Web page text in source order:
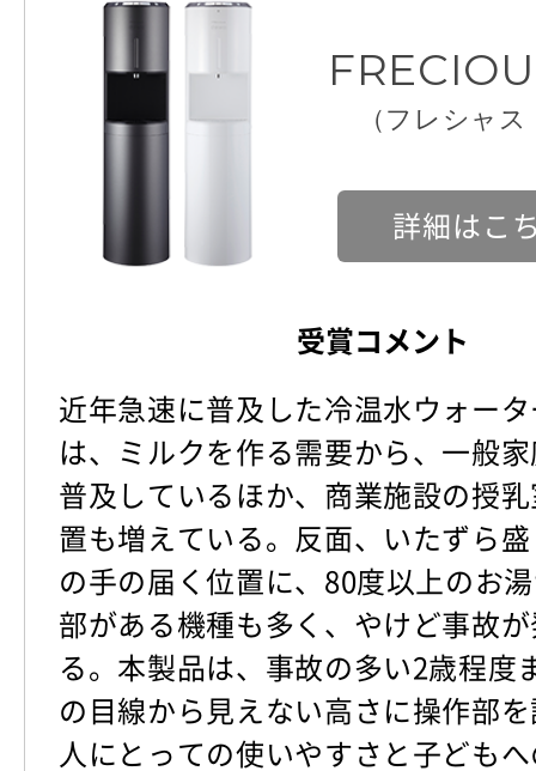
（フレシャ
詳細はこ
受賞コメント
近年急速に普及した冷温水ウォー
は、ミルクを作る需要から、一般
普及しているほか、商業施設の授
置も増えている。反面、いたずら
の手の届く位置に、80度以上のお
部がある機種も多く、やけど事故
る。本製品は、事故の多い2歳程度
の目線から見えない高さに操作部
人にとっての使いやすさと子ども